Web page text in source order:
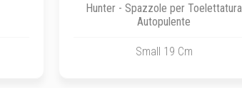
Hunter - Spazzole per Toelettatura
Autopulente
Small 19 Cm